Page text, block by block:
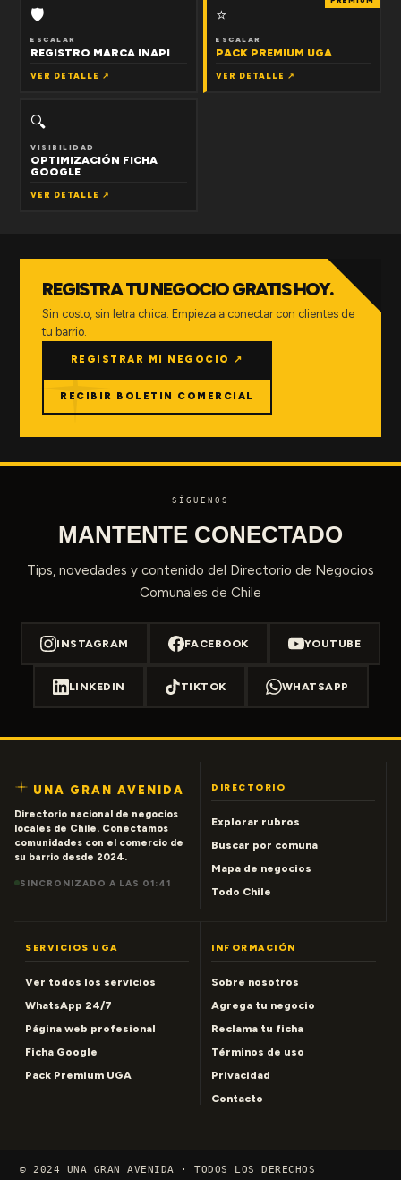
🛡
ESCALAR
REGISTRO MARCA INAPI
VER DETALLE ↗
⭐
ESCALAR
PACK PREMIUM UGA
VER DETALLE ↗
🔍
VISIBILIDAD
OPTIMIZACIÓN FICHA
GOOGLE
VER DETALLE ↗
REGISTRA TU NEGOCIO GRATIS HOY.
Sin costo, sin letra chica. Empieza a conectar con clientes de
tu barrio.
REGISTRAR MI NEGOCIO ↗
RECIBIR BOLETIN COMERCIAL
SÍGUENOS
MANTENTE CONECTADO
Tips, novedades y contenido del Directorio de Negocios
Comunales de Chile
INSTAGRAM FACEBOOK YOUTUBE
LINKEDIN TIKTOK WHATSAPP
UNA GRAN AVENIDA
Directorio nacional de negocios
locales de Chile. Conectamos
comunidades con el comercio de
su barrio desde 2024.
SINCRONIZADO A LAS 01:41
DIRECTORIO
Explorar rubros
Buscar por comuna
Mapa de negocios
Todo Chile
SERVICIOS UGA
Ver todos los servicios
WhatsApp 24/7
Página web profesional
Ficha Google
Pack Premium UGA
INFORMACIÓN
Sobre nosotros
Agrega tu negocio
Reclama tu ficha
Términos de uso
Privacidad
Contacto
© 2024 UNA GRAN AVENIDA · TODOS LOS DERECHOS